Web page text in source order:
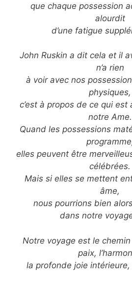
que chaque possession
alourdit
d’une fatigue
John Ruskin a dit cela et il
n’a rien
à voir avec nos
physiques,
c’est à propos de ce qui est
notre Ame.
Quand les possessions
elles peuvent être
célébrées.
Mais si elles se mettent
âme,
nous pourrions bien
dans notre
Notre voyage est le
paix,
la profonde joie intérieure,